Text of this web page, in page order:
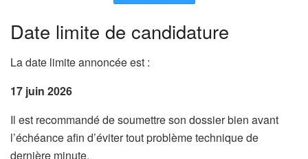
Date limite de candidature
La date limite annoncée est :
17 juin 2026
Il est recommandé de soumettre son dossier bien avant
l’échéance afin d’éviter tout problème technique de
dernière minute.